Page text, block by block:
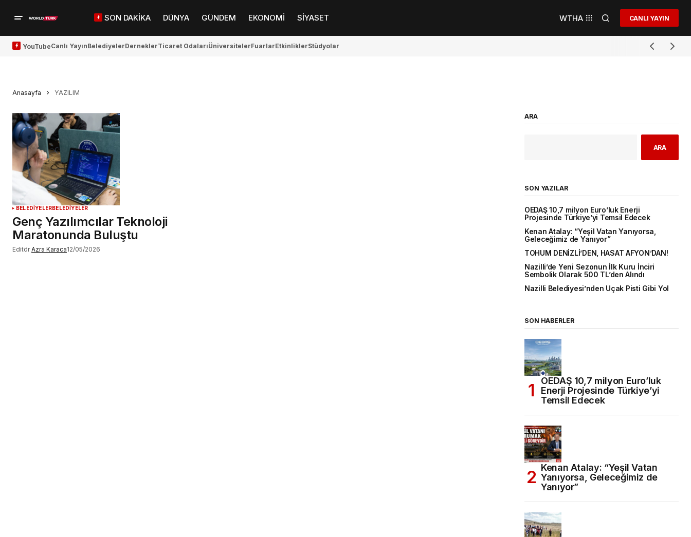
SON DAKİKA DÜNYA GÜNDEM EKONOMİ SİYASET WTHA CANLI YAYIN
YouTubeCanlı YayınBelediyelerDerneklerTicaret OdalarıÜniversitelerFuarlarEtkinliklerStüdyolar
Anasayfa YAZILIM
BELEDİYELERBELEDİYELER
Genç Yazılımcılar Teknoloji
Maratonunda Buluştu
Editör Azra Karaca12/05/2026
ARA
ARA
SON YAZILAR
OEDAŞ 10,7 milyon Euro’luk Enerji
Projesinde Türkiye’yi Temsil Edecek
Kenan Atalay: “Yeşil Vatan Yanıyorsa,
Geleceğimiz de Yanıyor”
TOHUM DENİZLİ’DEN, HASAT AFYON’DAN!
Nazilli’de Yeni Sezonun İlk Kuru İnciri
Sembolik Olarak 500 TL’den Alındı
Nazilli Belediyesi’nden Uçak Pisti Gibi Yol
SON HABERLER
OEDAŞ 10,7 milyon Euro’luk
Enerji Projesinde Türkiye’yi
Temsil Edecek
Kenan Atalay: “Yeşil Vatan
Yanıyorsa, Geleceğimiz de
Yanıyor”